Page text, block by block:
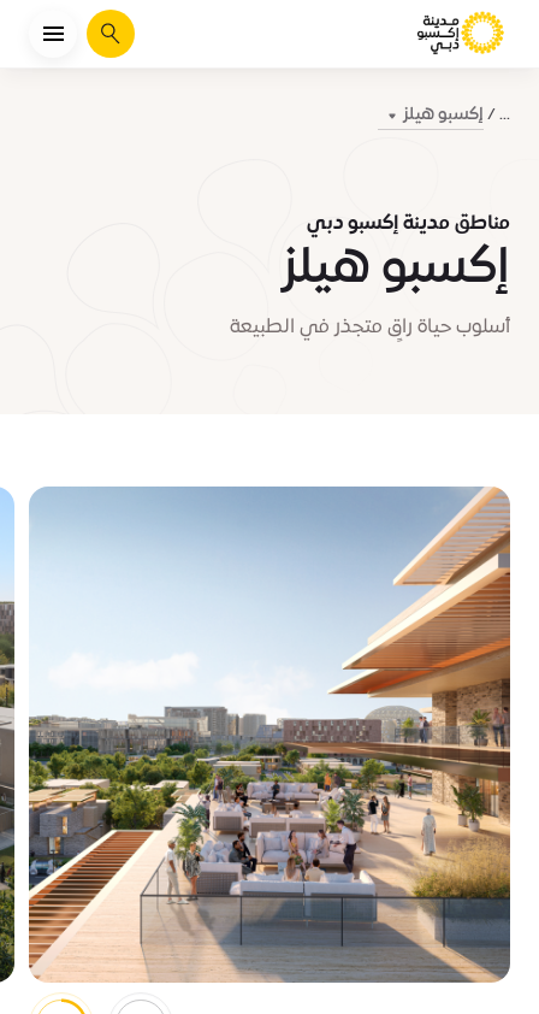
يبحث
... إكسبو هيلز
مناطق مدينة إكسبو دبي
إكسبو هيلز
أسلوب حياة راقٍ متجذر في الطبيعة